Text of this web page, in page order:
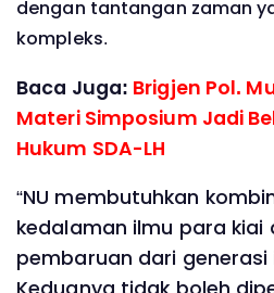
dengan tantangan zaman
kompleks.
Baca Juga: Brigjen Pol.
Materi Simposium Jadi
Hukum SDA-LH
“NU membutuhkan
kedalaman ilmu para kiai
pembaruan dari